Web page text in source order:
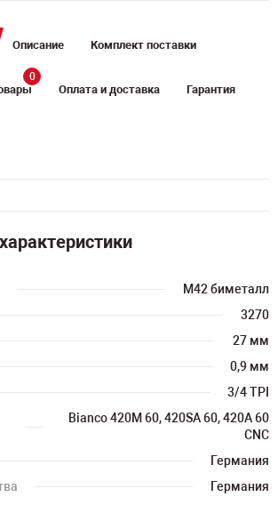
Описание Комплект поставки
0
Оплата и доставка Гарантия
M42 биметалл
3270
27 мм
0,9 мм
3/4 TPI
Bianco 420M 60, 420SA 60, 420A 60
CNC
Германия
Германия